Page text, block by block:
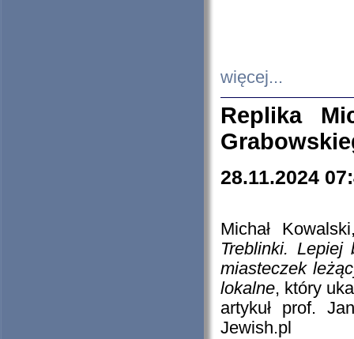
więcej...
Replika
28.11.2024
Michał
Treblinki. Lepiej
miasteczek
lokalne, który
artykuł prof.
Jewish.pl